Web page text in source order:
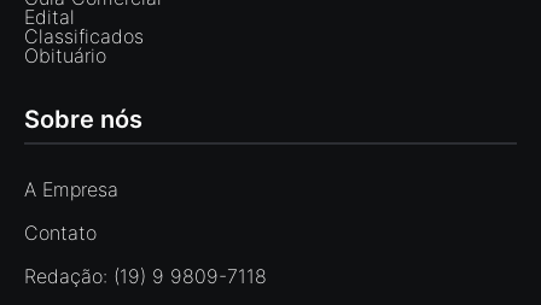
Edital
Classificados
Obituário
Sobre nós
A Empresa
Contato
Redação: (19) 9 9809-7118